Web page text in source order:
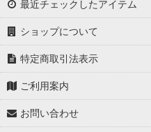
最近チェックしたアイテム
ショップについて
特定商取引法表示
ご利用案内
お問い合わせ